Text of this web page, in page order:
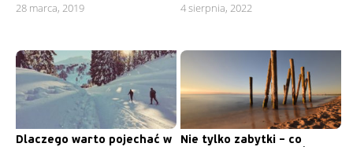
28 marca, 2019 4 sierpnia, 2022
Dlaczego warto pojechać w
Nie tylko zabytki – co